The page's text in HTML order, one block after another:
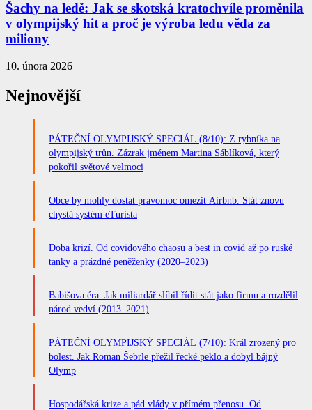
Šachy na ledě: Jak se skotská kratochvíle proměnila
v olympijský hit a proč je výroba ledu věda za
miliony
10. února 2026
Nejnovější
PÁTEČNÍ OLYMPIJSKÝ SPECIÁL (8/10): Z rybníka na
olympijský trůn. Zázrak jménem Martina Sáblíková, který
pokořil světové velmoci
Obce by mohly dostat pravomoc omezit Airbnb. Stát znovu
chystá systém eTurista
Doba krizí. Od covidového chaosu a best in covid až po ruské
tanky a prázdné peněženky (2020–2023)
Babišova éra. Jak miliardář slíbil řídit stát jako firmu a rozdělil
národ vedví (2013–2021)
PÁTEČNÍ OLYMPIJSKÝ SPECIÁL (7/10): Král zrozený pro
bolest. Jak Roman Šebrle přežil řecké peklo a dobyl bájný
Olymp
Hospodářská krize a pád vlády v přímém přenosu. Od